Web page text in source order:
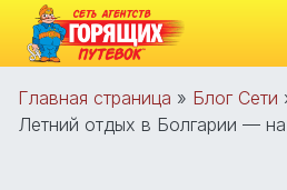
Главная страница » Блог Сети
Летний отдых в Болгарии — на